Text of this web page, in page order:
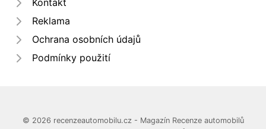
Kontakt
Reklama
Ochrana osobních údajů
Podmínky použití
© 2026 recenzeautomobilu.cz - Magazín Recenze automobilů